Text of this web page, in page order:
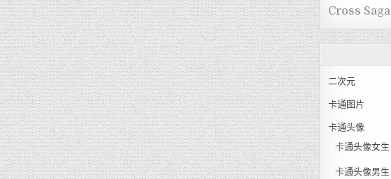
Cross Saga
二次元
卡通图片
卡通头像
卡通头像女生
卡通头像男生